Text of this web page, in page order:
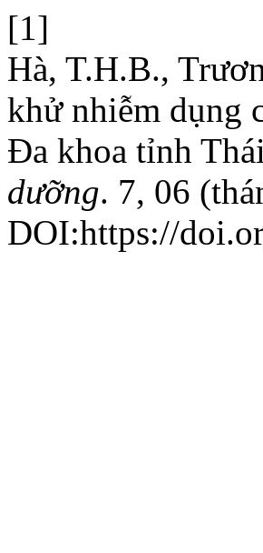
[1]
Hà, T.H.B.,
khử nhiễm dụng
Đa khoa tỉnh
dưỡng. 7, 06
DOI:https://